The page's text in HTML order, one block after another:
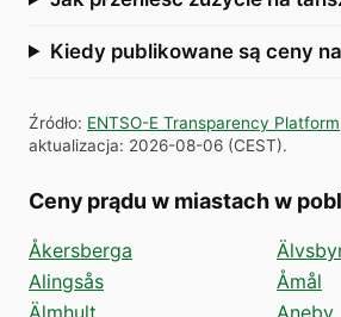
Kiedy publikowane są ceny
Źródło: ENTSO-E Transparency Platform
aktualizacja: 2026-08-06 (CEST).
Ceny prądu w miastach w
Åkersberga
Alingsås
Älmhult
Åmål
Aneby